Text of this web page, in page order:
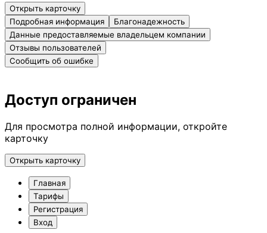
Открыть карточку
Подробная информация
Благонадежность
Данные предоставляемые владельцем компании
Отзывы пользователей
Сообщить об ошибке
Доступ ограничен
Для просмотра полной информации, откройте
карточку
Открыть карточку
Главная
Тарифы
Регистрация
Вход